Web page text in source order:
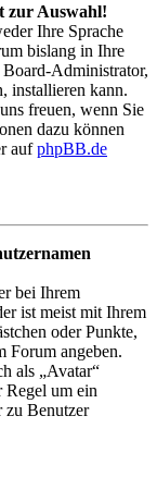
zur Auswahl!
Ihre Sprache
bislang in Ihre
Board-Administrator,
installieren kann.
freuen, wenn Sie
dazu können
aufphpBB.de
bei Ihrem
ist meist mit Ihrem
oder Punkte,
Forum angeben.
als „Avatar“
Regel um ein
zu Benutzer